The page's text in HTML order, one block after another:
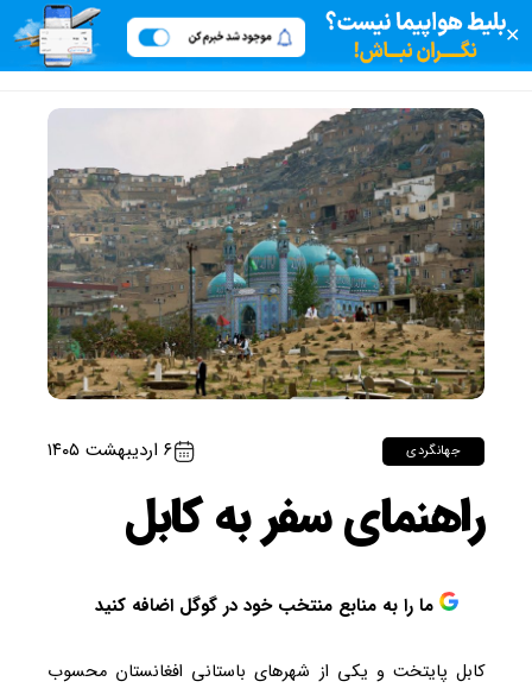
✕
جهانگردی ۶ اردیبهشت ۱۴۰۵
راهنمای سفر به کابل
ما را به منابع منتخب خود در گوگل اضافه کنید
کابل پایتخت و یکی از شهرهای باستانی افغانستان محسوب